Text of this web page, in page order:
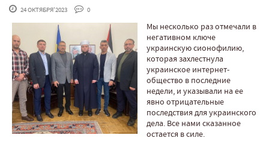
24 ОКТЯБРЯ'2023 0
Мы несколько раз отмечали в
негативном ключе
украинскую сионофилию,
которая захлестнула
украинское интернет-
общество в последние
недели, и указывали на ее
явно отрицательные
последствия для украинского
дела. Все нами сказанное
остается в силе.